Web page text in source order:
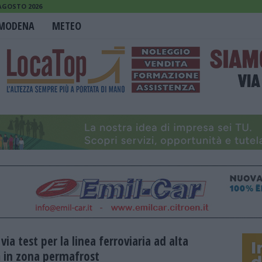
2026
METEO
via test per la linea ferroviaria ad alta
in zona permafrost